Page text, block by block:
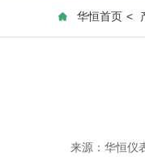
华恒首页 <
来源：华恒仪